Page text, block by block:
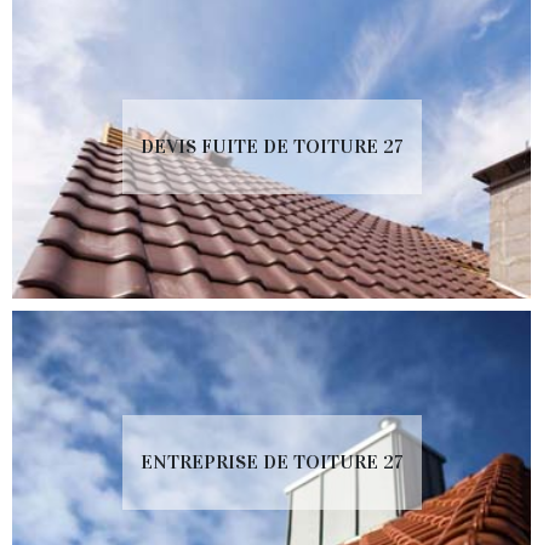
DEVIS FUITE DE TOITURE 27
ENTREPRISE DE TOITURE 27